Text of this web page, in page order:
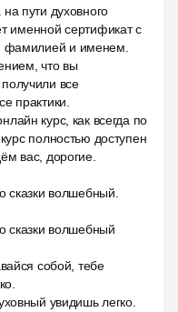
пути духовного
именной сертификат с
и именем.
что вы
все
практики.
курс, как всегда по
полностью доступен
вас, дорогие.
сказки волшебный.
сказки волшебный
собой, тебе
увидишь легко.